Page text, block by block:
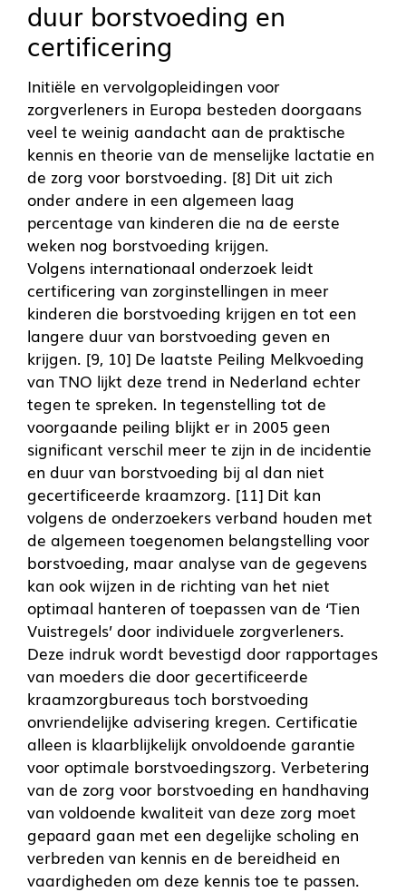
duur borstvoeding en
certificering
Initiële en vervolgopleidingen voor
zorgverleners in Europa besteden doorgaans
veel te weinig aandacht aan de praktische
kennis en theorie van de menselijke lactatie en
de zorg voor borstvoeding. [8] Dit uit zich
onder andere in een algemeen laag
percentage van kinderen die na de eerste
weken nog borstvoeding krijgen.
Volgens internationaal onderzoek leidt
certificering van zorginstellingen in meer
kinderen die borstvoeding krijgen en tot een
langere duur van borstvoeding geven en
krijgen. [9, 10] De laatste Peiling Melkvoeding
van TNO lijkt deze trend in Nederland echter
tegen te spreken. In tegenstelling tot de
voorgaande peiling blijkt er in 2005 geen
significant verschil meer te zijn in de incidentie
en duur van borstvoeding bij al dan niet
gecertificeerde kraamzorg. [11] Dit kan
volgens de onderzoekers verband houden met
de algemeen toegenomen belangstelling voor
borstvoeding, maar analyse van de gegevens
kan ook wijzen in de richting van het niet
optimaal hanteren of toepassen van de ‘Tien
Vuistregels’ door individuele zorgverleners.
Deze indruk wordt bevestigd door rapportages
van moeders die door gecertificeerde
kraamzorgbureaus toch borstvoeding
onvriendelijke advisering kregen. Certificatie
alleen is klaarblijkelijk onvoldoende garantie
voor optimale borstvoedingszorg. Verbetering
van de zorg voor borstvoeding en handhaving
van voldoende kwaliteit van deze zorg moet
gepaard gaan met een degelijke scholing en
verbreden van kennis en de bereidheid en
vaardigheden om deze kennis toe te passen.